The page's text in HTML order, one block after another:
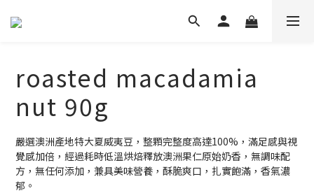
roasted macadamia
nut 90g
嚴選澳洲產地特大夏威夷豆，整顆完整度高達100%，滿足感與視
覺感加倍，經過耗時低溫烘焙釋放澳洲果仁原始奶香，無調味配
方，無任何添加，兼具美味營養，酥脆爽口，扎實飽滿，香氣濃
郁。